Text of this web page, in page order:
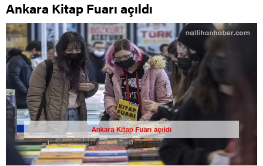
Ankara Kitap Fuarı açıldı